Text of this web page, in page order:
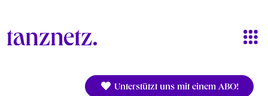
Unterstützt uns mit einem ABO!